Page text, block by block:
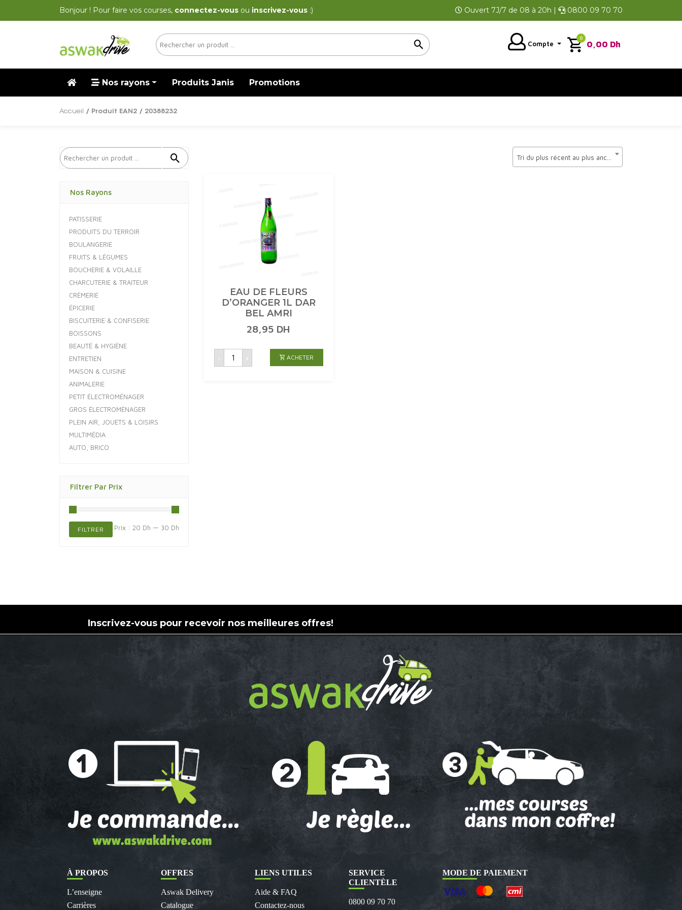
Bonjour ! Pour faire vos courses, connectez-vous ou inscrivez-vous :) Ouvert 7J/7 de 08 à 20h | 0800 09 70 70
Compte 0,00 Dh
0
Nos rayons Produits Janis Promotions
Accueil / Produit EAN2 / 20388232
Nos Rayons
PATISSERIE
PRODUITS DU TERROIR
BOULANGERIE
FRUITS & LÉGUMES
BOUCHERIE & VOLAILLE
CHARCUTERIE & TRAITEUR
CRÈMERIE
ÉPICERIE
BISCUITERIE & CONFISERIE
BOISSONS
BEAUTÉ & HYGIÈNE
ENTRETIEN
MAISON & CUISINE
ANIMALERIE
PETIT ÉLECTROMÉNAGER
GROS ÉLECTROMÉNAGER
PLEIN AIR, JOUETS & LOISIRS
MULTIMÉDIA
AUTO, BRICO
Filtrer Par Prix
FILTRER Prix : 20 Dh — 30 Dh
Tri du plus récent au plus ancien
EAU DE FLEURS
D’ORANGER 1L DAR
BEL AMRI
28,95 DH
-
quantité
EAU
+ ACHETER
Inscrivez-vous pour recevoir nos meilleures offres!
À PROPOS
L’enseigne
Carrières
OFFRES
Aswak Delivery
Catalogue
LIENS UTILES
Aide & FAQ
Contactez-nous
SERVICE
CLIENTÈLE
0800 09 70 70
MODE DE PAIEMENT